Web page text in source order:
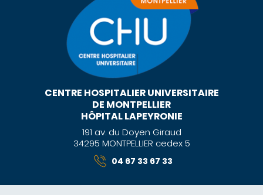
CENTRE HOSPITALIER UNIVERSITAIRE
DE MONTPELLIER
HÔPITAL LAPEYRONIE
191 av. du Doyen Giraud
34295 MONTPELLIER cedex 5
04 67 33 67 33